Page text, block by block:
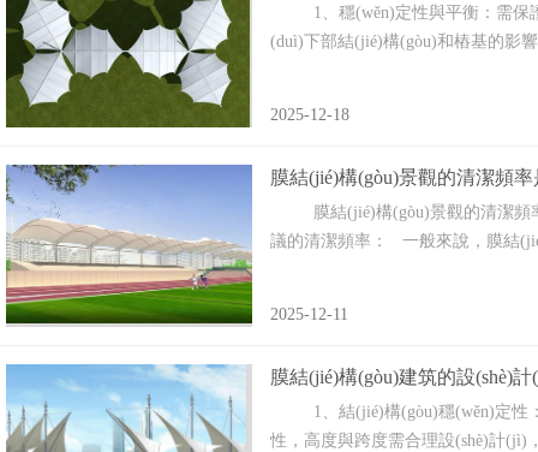
1、穩(wěn)定性與平衡‌：需保
(duì)下部結(jié)構(gòu)和樁基的影響‌
2025-12-18
膜結(jié)構(gòu)景觀的清潔頻
膜結(jié)構(gòu)景觀的清潔頻率因
議的清潔頻率： 一般來說，膜結
2025-12-11
膜結(jié)構(gòu)建筑的設(shè)
1、結(jié)構(gòu)穩(wěn)定性‌
性，高度與跨度需合理設(shè)計